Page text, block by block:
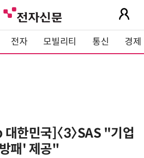
전자 모빌리티 통신 경제
한민국]〈3〉SAS "기업
패' 제공"